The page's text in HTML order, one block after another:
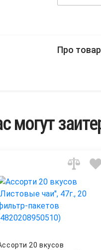
Про товар
могут
20 вкусов